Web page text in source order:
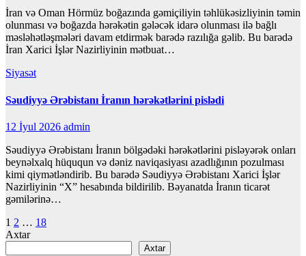
İran və Oman Hörmüz boğazında gəmiçiliyin təhlükəsizliyinin təmin
olunması və boğazda hərəkətin gələcək idarə olunması ilə bağlı
məsləhətləşmələri davam etdirmək barədə razılığa gəlib. Bu barədə
İran Xarici İşlər Nazirliyinin mətbuat…
Siyasət
Səudiyyə Ərəbistanı İranın hərəkətlərini pislədi
12 İyul 2026 admin
Səudiyyə Ərəbistanı İranın bölgədəki hərəkətlərini pisləyərək onları
beynəlxalq hüququn və dəniz naviqasiyası azadlığının pozulması
kimi qiymətləndirib. Bu barədə Səudiyyə Ərəbistanı Xarici İşlər
Nazirliyinin “X” hesabında bildirilib. Bəyanatda İranın ticarət
gəmilərinə…
Posts
pagination
1 2 … 18
Axtar
Axtar